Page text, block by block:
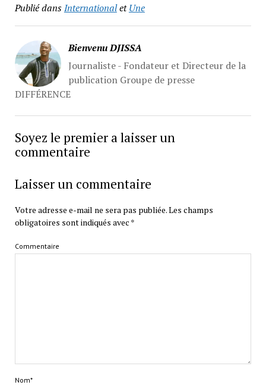
Publié dansInternationaletUne
Bienvenu DJISSA
Journaliste - Fondateur et Directeur de la
publication Groupe de presse
DIFFÉRENCE
Soyez le premier a laisser un
commentaire
Laisser un commentaire
Votre adresse e-mail ne sera pas publiée.Les champs
obligatoires sont indiqués avec *
Commentaire
Nom*